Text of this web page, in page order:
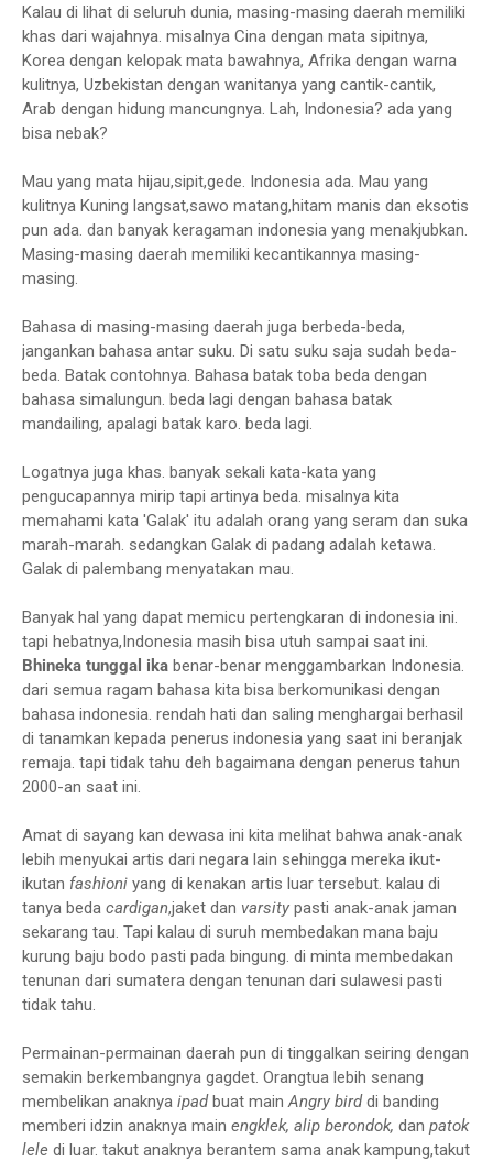
Kalau di lihat di seluruh dunia, masing-masing daerah memiliki
khas dari wajahnya. misalnya Cina dengan mata sipitnya,
Korea dengan kelopak mata bawahnya, Afrika dengan warna
kulitnya, Uzbekistan dengan wanitanya yang cantik-cantik,
Arab dengan hidung mancungnya. Lah, Indonesia? ada yang
bisa nebak?
Mau yang mata hijau,sipit,gede. Indonesia ada. Mau yang
kulitnya Kuning langsat,sawo matang,hitam manis dan eksotis
pun ada. dan banyak keragaman indonesia yang menakjubkan.
Masing-masing daerah memiliki kecantikannya masing-
masing.
Bahasa di masing-masing daerah juga berbeda-beda,
jangankan bahasa antar suku. Di satu suku saja sudah beda-
beda. Batak contohnya. Bahasa batak toba beda dengan
bahasa simalungun. beda lagi dengan bahasa batak
mandailing, apalagi batak karo. beda lagi.
Logatnya juga khas. banyak sekali kata-kata yang
pengucapannya mirip tapi artinya beda. misalnya kita
memahami kata 'Galak' itu adalah orang yang seram dan suka
marah-marah. sedangkan Galak di padang adalah ketawa.
Galak di palembang menyatakan mau.
Banyak hal yang dapat memicu pertengkaran di indonesia ini.
tapi hebatnya,Indonesia masih bisa utuh sampai saat ini.
Bhineka tunggal ika benar-benar menggambarkan Indonesia.
dari semua ragam bahasa kita bisa berkomunikasi dengan
bahasa indonesia. rendah hati dan saling menghargai berhasil
di tanamkan kepada penerus indonesia yang saat ini beranjak
remaja. tapi tidak tahu deh bagaimana dengan penerus tahun
2000-an saat ini.
Amat di sayang kan dewasa ini kita melihat bahwa anak-anak
lebih menyukai artis dari negara lain sehingga mereka ikut-
ikutan fashioni yang di kenakan artis luar tersebut. kalau di
tanya beda cardigan,jaket dan varsity pasti anak-anak jaman
sekarang tau. Tapi kalau di suruh membedakan mana baju
kurung baju bodo pasti pada bingung. di minta membedakan
tenunan dari sumatera dengan tenunan dari sulawesi pasti
tidak tahu.
Permainan-permainan daerah pun di tinggalkan seiring dengan
semakin berkembangnya gagdet. Orangtua lebih senang
membelikan anaknya ipadbuat mainAngry birddi banding
memberi idzin anaknya main engklek, alip berondok, dan patok
lele di luar. takut anaknya berantem sama anak kampung,takut